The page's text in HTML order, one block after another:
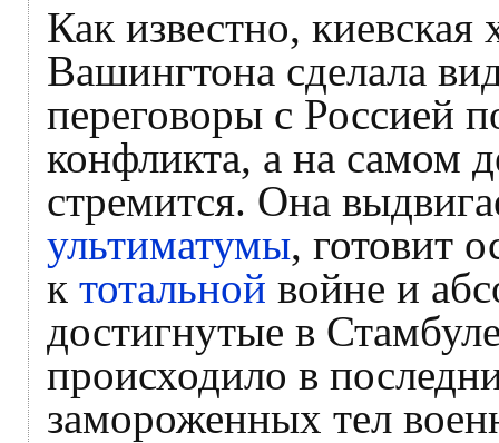
Как известно,
Вашингтона сделала
переговоры с Россией
конфликта, а на самом
стремится. Она
ультиматумы, готовит
к тотальной войне и
достигнутые в
происходило в
замороженных тел